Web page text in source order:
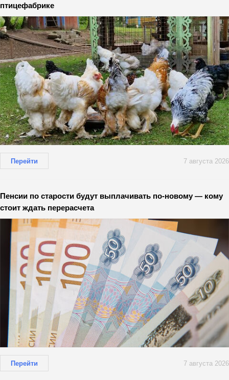
птицефабрике
Перейти 7 августа 2026
Пенсии по старости будут выплачивать по-новому — кому
стоит ждать перерасчета
Перейти 7 августа 2026